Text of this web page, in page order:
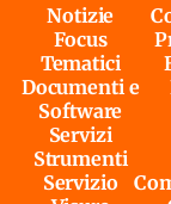
Notizie
Focus
Tematici
Documenti e
Software
Servizi
Strumenti
Servizio